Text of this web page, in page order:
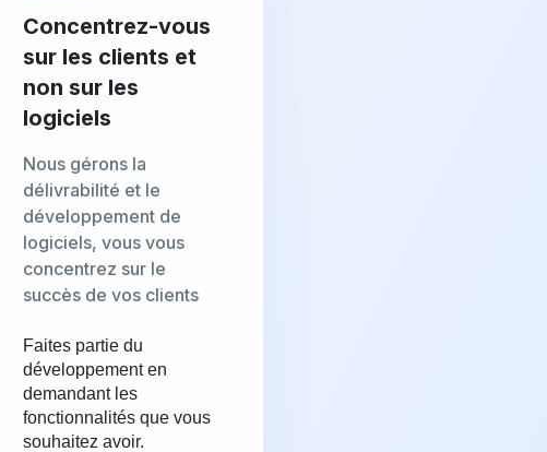
Concentrez-vous
sur les clients et
non sur les
logiciels
Nous gérons la
délivrabilité et le
développement de
logiciels, vous vous
concentrez sur le
succès de vos clients
Faites partie du
développement en
demandant les
fonctionnalités que vous
souhaitez avoir.